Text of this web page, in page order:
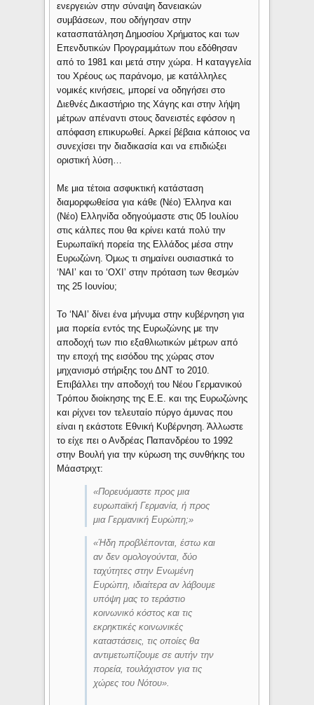
ενεργειών στην σύναψη δανειακών
συμβάσεων, που οδήγησαν στην
κατασπατάληση Δημοσίου Χρήματος και των
Επενδυτικών Προγραμμάτων που εδόθησαν
από το 1981 και μετά στην χώρα. Η καταγγελία
του Χρέους ως παράνομο, με κατάλληλες
νομικές κινήσεις, μπορεί να οδηγήσει στο
Διεθνές Δικαστήριο της Χάγης και στην λήψη
μέτρων απέναντι στους δανειστές εφόσον η
απόφαση επικυρωθεί. Αρκεί βέβαια κάποιος να
συνεχίσει την διαδικασία και να επιδιώξει
οριστική λύση…
Με μια τέτοια ασφυκτική κατάσταση
διαμορφωθείσα για κάθε (Νέο) Έλληνα και
(Νέο) Ελληνίδα οδηγούμαστε στις 05 Ιουλίου
στις κάλπες που θα κρίνει κατά πολύ την
Ευρωπαϊκή πορεία της Ελλάδος μέσα στην
Ευρωζώνη. Όμως τι σημαίνει ουσιαστικά το
‘ΝΑΙ’ και το ‘ΟΧΙ’ στην πρόταση των θεσμών
της 25 Ιουνίου;
Το ‘ΝΑΙ’ δίνει ένα μήνυμα στην κυβέρνηση για
μια πορεία εντός της Ευρωζώνης με την
αποδοχή των πιο εξαθλιωτικών μέτρων από
την εποχή της εισόδου της χώρας στον
μηχανισμό στήριξης του ΔΝΤ το 2010.
Επιβάλλει την αποδοχή του Νέου Γερμανικού
Τρόπου διοίκησης της Ε.Ε. και της Ευρωζώνης
και ρίχνει τον τελευταίο πύργο άμυνας που
είναι η εκάστοτε Εθνική Κυβέρνηση. Άλλωστε
το είχε πει ο Ανδρέας Παπανδρέου το 1992
στην Βουλή για την κύρωση της συνθήκης του
Μάαστριχτ:
«Πορευόμαστε προς μια
ευρωπαϊκή Γερμανία, ή προς
μια Γερμανική Ευρώπη;»
«Ήδη προβλέπονται, έστω και
αν δεν ομολογούνται, δύο
ταχύτητες στην Ενωμένη
Ευρώπη, ιδιαίτερα αν λάβουμε
υπόψη μας το τεράστιο
κοινωνικό κόστος και τις
εκρηκτικές κοινωνικές
καταστάσεις, τις οποίες θα
αντιμετωπίζουμε σε αυτήν την
πορεία, τουλάχιστον για τις
χώρες του Νότου».